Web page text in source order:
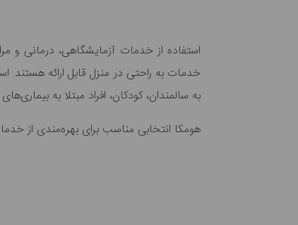
استفاده از خدمات آزمایشگاهی، درمانی و
خدمات به راحتی در منزل قابل ارائه هستند.
به سالمندان،‌ کودکان، افراد مبتلا به
هومکا انتخابی مناسب برای بهره‌مندی از